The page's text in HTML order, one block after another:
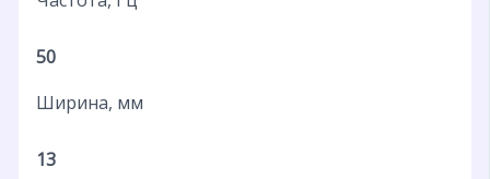
50
Ширина, мм
13